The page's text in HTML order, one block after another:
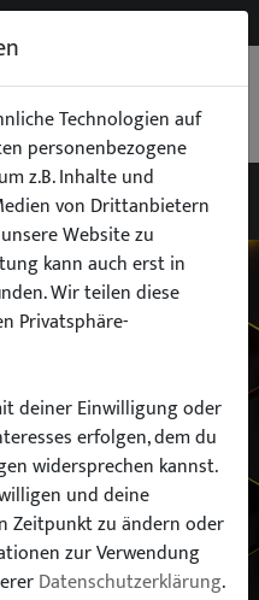
0,00 €
Auto
schnell und
Technologien auf
personenbezogene
z.B. Inhalte und
von Drittanbietern
Website zu
kann auch erst in
Wir teilen diese
Privatsphäre-
deiner Einwilligung oder
erfolgen, dem du
widersprechen kannst.
und deine
Zeitpunkt zu ändern oder
zur Verwendung
Datenschutzerklärung.